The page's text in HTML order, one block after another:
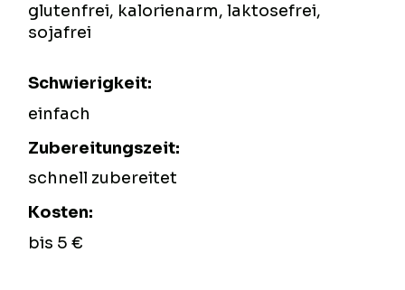
glutenfrei, kalorienarm, laktosefrei,
sojafrei
Schwierigkeit:
einfach
Zubereitungszeit:
schnell zubereitet
Kosten:
bis 5 €